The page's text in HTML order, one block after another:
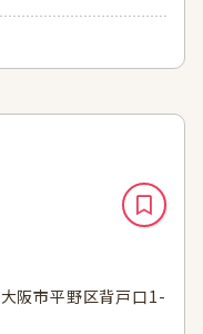
阪市平野区背戸口1-